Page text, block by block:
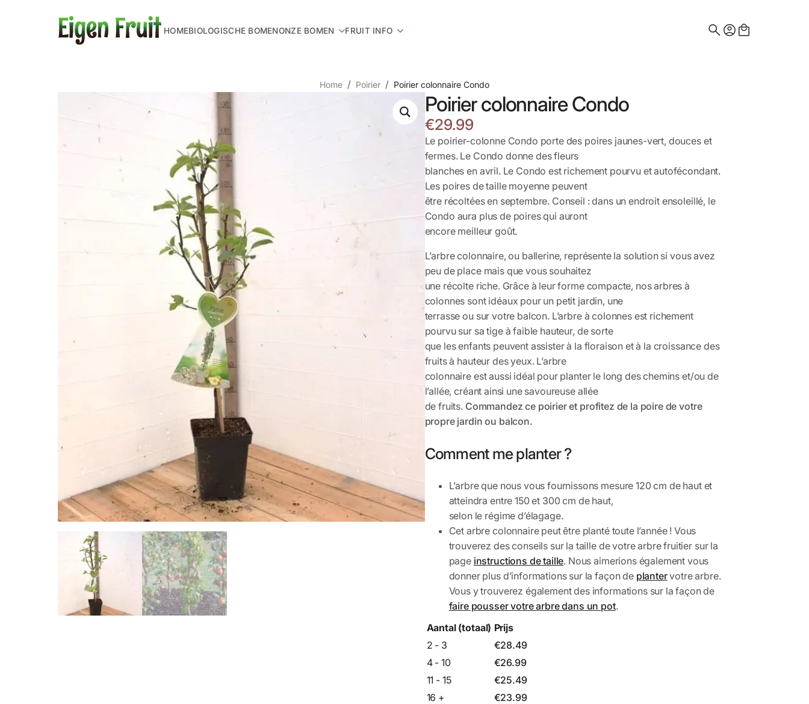
HOMEBIOLOGISCHE BOMENONZE BOMEN FRUIT INFO
Home Poirier Poirier colonnaire Condo
Poirier colonnaire Condo
€29.99
Le poirier-colonne Condo porte des poires jaunes-vert, douces et
fermes. Le Condo donne des fleurs
blanches en avril. Le Condo est richement pourvu et autofécondant.
Les poires de taille moyenne peuvent
être récoltées en septembre. Conseil : dans un endroit ensoleillé, le
Condo aura plus de poires qui auront
encore meilleur goût.
L’arbre colonnaire, ou ballerine, représente la solution si vous avez
peu de place mais que vous souhaitez
une récolte riche. Grâce à leur forme compacte, nos arbres à
colonnes sont idéaux pour un petit jardin, une
terrasse ou sur votre balcon. L’arbre à colonnes est richement
pourvu sur sa tige à faible hauteur, de sorte
que les enfants peuvent assister à la floraison et à la croissance des
fruits à hauteur des yeux. L’arbre
colonnaire est aussi idéal pour planter le long des chemins et/ou de
l’allée, créant ainsi une savoureuse allée
de fruits. Commandez ce poirier et profitez de la poire de votre
propre jardin ou balcon.
Comment me planter ?
L’arbre que nous vous fournissons mesure 120 cm de haut et
atteindra entre 150 et 300 cm de haut,
selon le régime d’élagage.
Cet arbre colonnaire peut être planté toute l’année ! Vous
trouverez des conseils sur la taille de votre arbre fruitier sur la
page instructions de taille. Nous aimerions également vous
donner plus d’informations sur la façon de plantervotre arbre.
Vous y trouverez également des informations sur la façon de
faire pousser votre arbre dans un pot.
Aantal (totaal) Prijs
2 - 3
€28.49
4 - 10
€26.99
11 - 15
€25.49
16 +
€23.99